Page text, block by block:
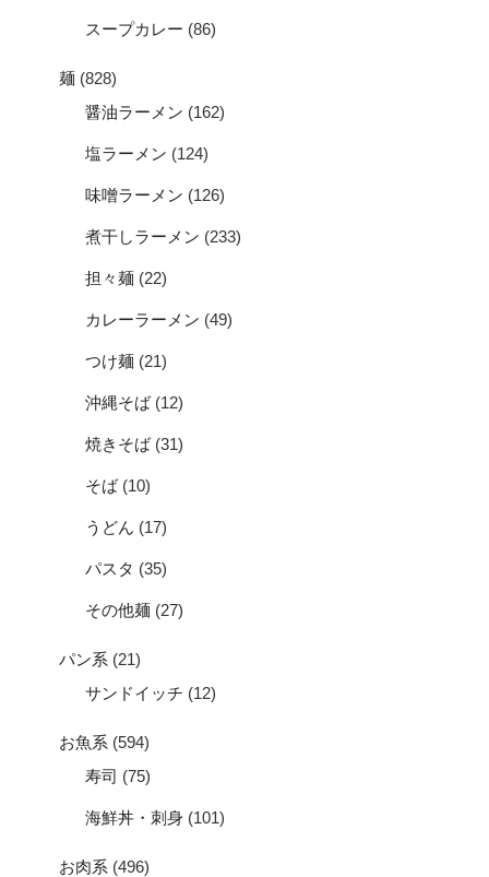
スープカレー (86)
麺 (828)
醤油ラーメン (162)
塩ラーメン (124)
味噌ラーメン (126)
煮干しラーメン (233)
担々麺 (22)
カレーラーメン (49)
つけ麺 (21)
沖縄そば(12)
焼きそば(31)
そば(10)
うどん (17)
パスタ (35)
その他麺 (27)
パン系 (21)
サンドイッチ (12)
お魚系 (594)
寿司 (75)
海鮮丼・刺身 (101)
お肉系 (496)